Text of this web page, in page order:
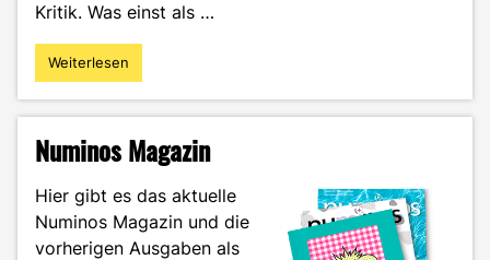
Kritik. Was einst als …
"Warum
die
so
ist"
Weiterlesen
Numinos Magazin
Hier gibt es das aktuelle
Numinos Magazin und die
vorherigen Ausgaben als